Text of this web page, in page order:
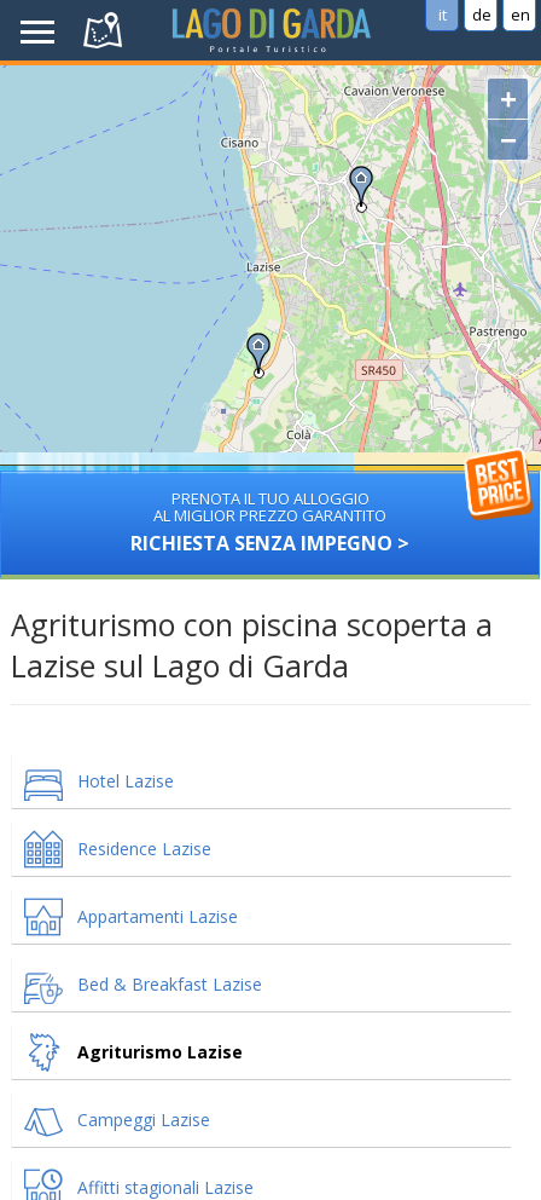
it de en
+
−
PRENOTA IL TUO ALLOGGIO
AL MIGLIOR PREZZO GARANTITO
RICHIESTA SENZA IMPEGNO >
Agriturismo con piscina scoperta a
Lazise sul Lago di Garda
Hotel Lazise
Residence Lazise
Appartamenti Lazise
Bed & Breakfast Lazise
Agriturismo Lazise
Campeggi Lazise
Affitti stagionali Lazise